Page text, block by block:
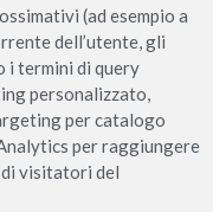
(ad esempio a
dell’utente, gli
i termini di query
personalizzato,
per catalogo
per raggiungere
di visitatori del